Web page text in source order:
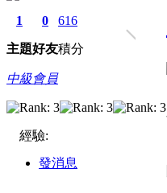
1
主題
0
好友
616
積分
中級會員
經驗:
發消息